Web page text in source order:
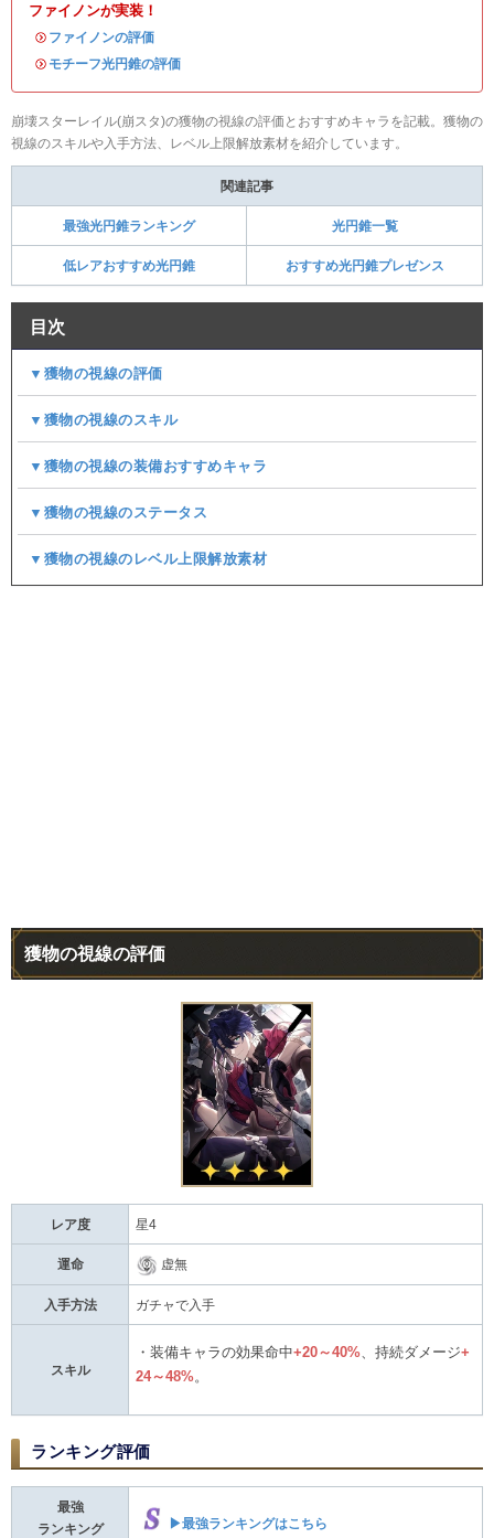
ファイノンが実装！
・ ファイノンの評価
・ モチーフ光円錐の評価
崩壊スターレイル(崩スタ)の獲物の視線の評価とおすすめキャラを記載。獲物の
視線のスキルや入手方法、レベル上限解放素材を紹介しています。
関連記事
最強光円錐ランキング 光円錐一覧
低レアおすすめ光円錐 おすすめ光円錐プレゼンス
目次
▼獲物の視線の評価
▼獲物の視線のスキル
▼獲物の視線の装備おすすめキャラ
▼獲物の視線のステータス
▼獲物の視線のレベル上限解放素材
獲物の視線の評価
レア度 星4
運命 虚無
入手方法 ガチャで入手
スキル
・装備キャラの効果命中+20～40%、持続ダメージ+
24～48%。
ランキング評価
最強
ランキング
▶最強ランキングはこちら